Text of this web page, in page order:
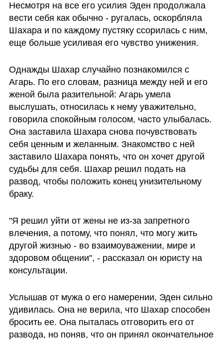
Несмотря на все его усилия Эден продолжала
вести себя как обычно - ругалась, оскорбляла
Шахара и по каждому пустяку ссорилась с ним,
еще больше усиливая его чувство унижения.
Однажды Шахар случайно познакомился с
Агарь. По его словам, разница между ней и его
женой была разительной: Агарь умела
выслушать, относилась к нему уважительно,
говорила спокойным голосом, часто улыбалась.
Она заставила Шахара снова почувствовать
себя ценным и желанным. Знакомство с ней
заставило Шахара понять, что он хочет другой
судьбы для себя. Шахар решил подать на
развод, чтобы положить конец унизительному
браку.
"Я решил уйти от жены не из-за запретного
влечения, а потому, что понял, что могу жить
другой жизнью - во взаимоуважении, мире и
здоровом общении", - рассказал он юристу на
консультации.
Услышав от мужа о его намерении, Эден сильно
удивилась. Она не верила, что Шахар способен
бросить ее. Она пыталась отговорить его от
развода, но поняв, что он принял окончательное